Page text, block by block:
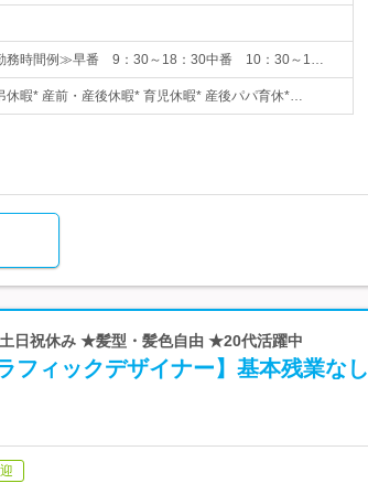
務時間例≫早番 9：30～18：30中番 10：30～1…
休暇* 産前・産後休暇* 育児休暇* 産後パパ育休*…
日祝休み ★髪型・髪色自由 ★20代活躍中
フィックデザイナー】基本残業なし